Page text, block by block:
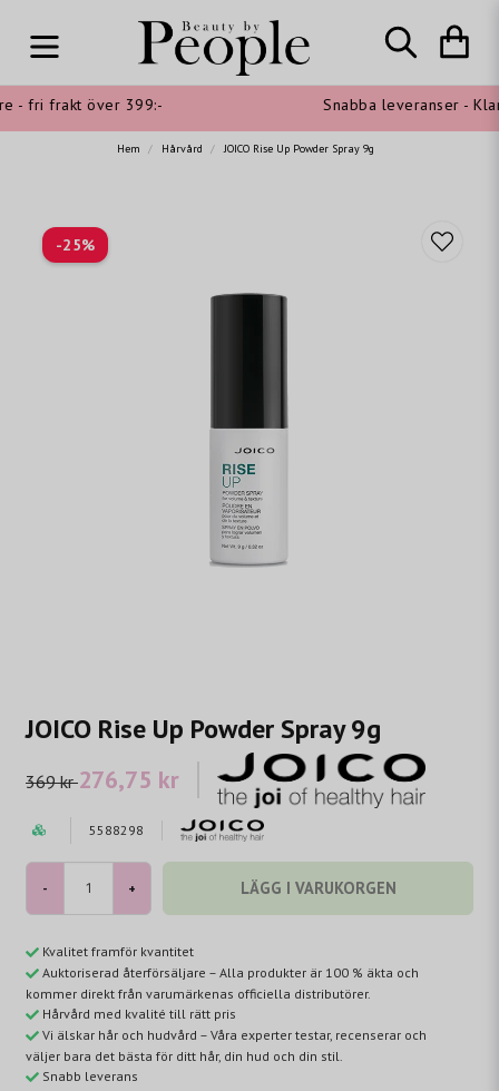
- fri frakt över 399:- Snabba leveranser -
Hem Hårvård JOICO Rise Up Powder Spray 9g
-25%
JOICO Rise Up Powder Spray 9g
369 kr276,75 kr
5588298
- + LÄGG I VARUKORGEN
Kvalitet framför kvantitet
Auktoriserad återförsäljare – Alla produkter är 100 % äkta och
kommer direkt från varumärkenas officiella distributörer.
Hårvård med kvalité till rätt pris
Vi älskar hår och hudvård – Våra experter testar, recenserar och
väljer bara det bästa för ditt hår, din hud och din stil.
Snabb leverans